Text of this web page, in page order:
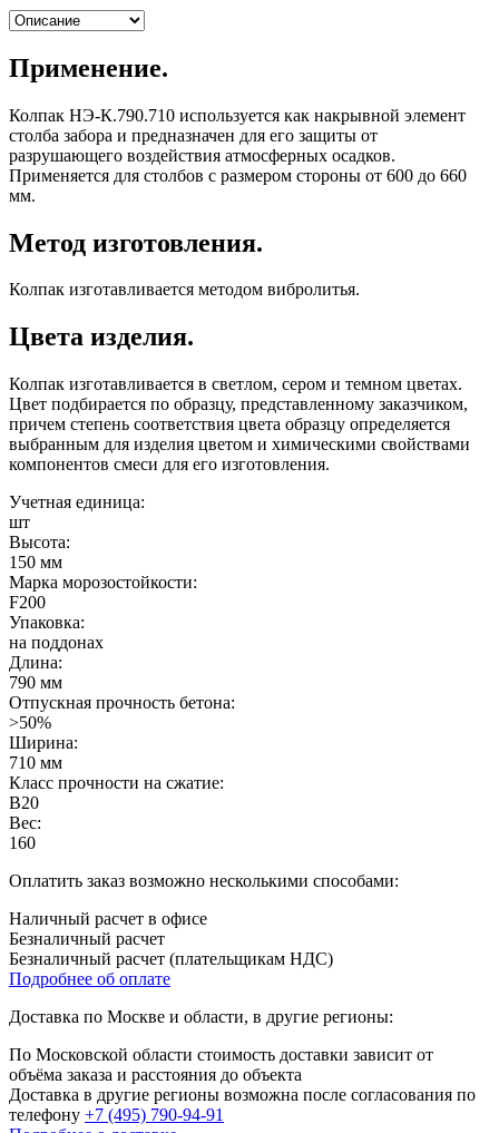
Применение.
Колпак НЭ-К.790.710 используется как накрывной элемент
столба забора и предназначен для его защиты от
разрушающего воздействия атмосферных осадков.
Применяется для столбов с размером стороны от 600 до 660
мм.
Метод изготовления.
Колпак изготавливается методом вибролитья.
Цвета изделия.
Колпак изготавливается в светлом, сером и темном цветах.
Цвет подбирается по образцу, представленному заказчиком,
причем степень соответствия цвета образцу определяется
выбранным для изделия цветом и химическими свойствами
компонентов смеси для его изготовления.
Учетная единица:
шт
Высота:
150 мм
Марка морозостойкости:
F200
Упаковка:
на поддонах
Длина:
790 мм
Отпускная прочность бетона:
>50%
Ширина:
710 мм
Класс прочности на сжатие:
B20
Вес:
160
Оплатить заказ возможно несколькими способами:
Наличный расчет в офисе
Безналичный расчет
Безналичный расчет (плательщикам НДС)
Подробнее об оплате
Доставка по Москве и области, в другие регионы:
По Московской области стоимость доставки зависит от
объёма заказа и расстояния до объекта
Доставка в другие регионы возможна после согласования по
телефону +7 (495) 790-94-91